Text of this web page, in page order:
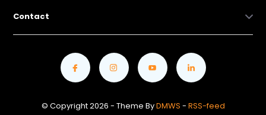
Contact
© Copyright 2026 - Theme ByDMWS - RSS-feed